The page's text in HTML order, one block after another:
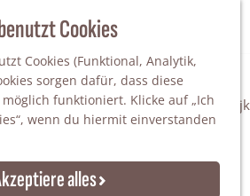
Cookies
Cookies (Funktional, Analytik,
sorgen dafür, dass diese
funktioniert. Klicke auf „Ich
wenn du hiermit einverstanden
alles
Da staunt man!
Freiheitsbäume
Natur
Naturgebiete
Nationaler Landschaftspark Winterswijk
Der Steingrube
Gärten & Parks
Übernachten